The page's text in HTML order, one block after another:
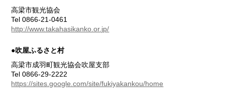
高梁市観光協会
Tel 0866-21-0461
http://www.takahasikanko.or.jp/
●吹屋ふるさと村
高梁市成羽町観光協会吹屋支部
Tel 0866-29-2222
https://sites.google.com/site/fukiyakankou/home